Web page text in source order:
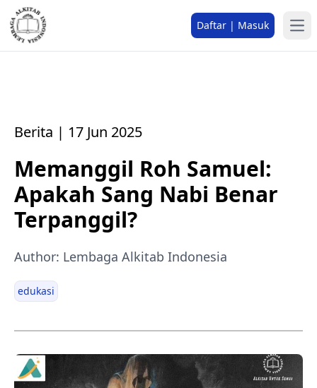
Daftar | Masuk
Berita | 17 Jun 2025
Memanggil Roh Samuel:
Apakah Sang Nabi Benar
Terpanggil?
Author: Lembaga Alkitab Indonesia
edukasi